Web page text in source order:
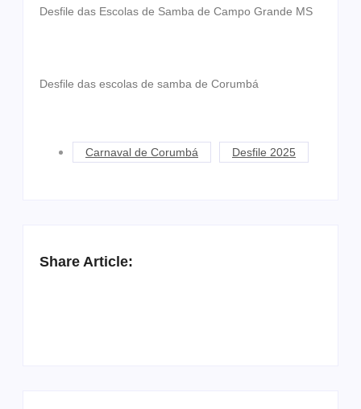
Desfile das Escolas de Samba de Campo Grande MS
Desfile das escolas de samba de Corumbá
Carnaval de Corumbá Desfile 2025
Share Article: